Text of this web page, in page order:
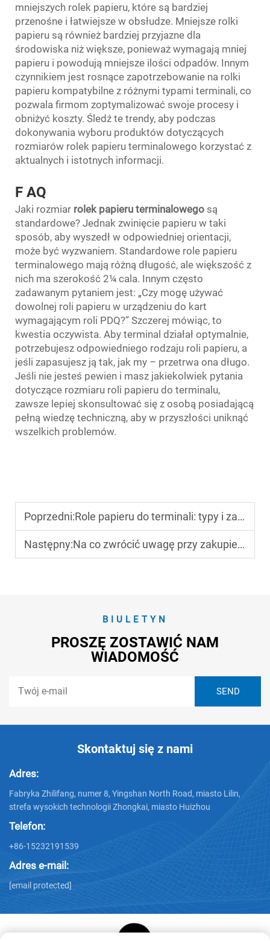
mniejszych rolek papieru, które są bardziej
przenośne i łatwiejsze w obsłudze. Mniejsze rolki
papieru są również bardziej przyjazne dla
środowiska niż większe, ponieważ wymagają mniej
papieru i powodują mniejsze ilości odpadów. Innym
czynnikiem jest rosnące zapotrzebowanie na rolki
papieru kompatybilne z różnymi typami terminali, co
pozwala firmom zoptymalizować swoje procesy i
obniżyć koszty. Śledź te trendy, aby podczas
dokonywania wyboru produktów dotyczących
rozmiarów rolek papieru terminalowego korzystać z
aktualnych i istotnych informacji.
F AQ
Jaki rozmiar rolek papieru terminalowego są
standardowe? Jednak zwinięcie papieru w taki
sposób, aby wyszedł w odpowiedniej orientacji,
może być wyzwaniem. Standardowe role papieru
terminalowego mają różną długość, ale większość z
nich ma szerokość 2¼ cala. Innym często
zadawanym pytaniem jest: „Czy mogę używać
dowolnej roli papieru w urządzeniu do kart
wymagającym roli PDQ?” Szczerej mówiąc, to
kwestia oczywista. Aby terminal działał optymalnie,
potrzebujesz odpowiedniego rodzaju roli papieru, a
jeśli zapasujesz ją tak, jak my – przetrwa ona długo.
Jeśli nie jesteś pewien i masz jakiekolwiek pytania
dotyczące rozmiaru roli papieru do terminalu,
zawsze lepiej skonsultować się z osobą posiadającą
pełną wiedzę techniczną, aby w przyszłości uniknąć
wszelkich problemów.
Poprzedni:Role papieru do terminali: typy i zastosowania w różnych branżach
Następny:Na co zwrócić uwagę przy zakupie rolek papieru termicznego do EKG
BIULETYN
PROSZĘ ZOSTAWIĆ NAM
WIADOMOŚĆ
Skontaktuj się z nami
Adres:
Fabryka Zhilifang, numer 8, Yingshan North Road, miasto Lilin,
strefa wysokich technologii Zhongkai, miasto Huizhou
Telefon:
+86-15232191539
Adres e-mail:
[email protected]